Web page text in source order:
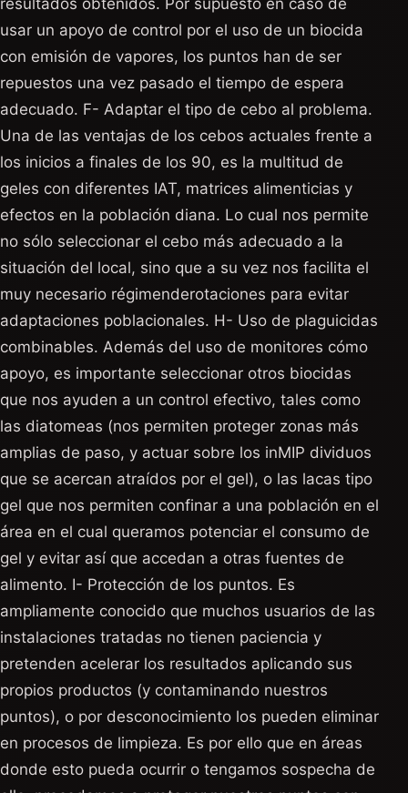
resultados obtenidos. Por supuesto en caso de
usar un apoyo de control por el uso de un biocida
con emisión de vapores, los puntos han de ser
repuestos una vez pasado el tiempo de espera
adecuado. F- Adaptar el tipo de cebo al problema.
Una de las ventajas de los cebos actuales frente a
los inicios a finales de los 90, es la multitud de
geles con diferentes IAT, matrices alimenticias y
efectos en la población diana. Lo cual nos permite
no sólo seleccionar el cebo más adecuado a la
situación del local, sino que a su vez nos facilita el
muy necesario régimenderotaciones para evitar
adaptaciones poblacionales. H- Uso de plaguicidas
combinables. Además del uso de monitores cómo
apoyo, es importante seleccionar otros biocidas
que nos ayuden a un control efectivo, tales como
las diatomeas (nos permiten proteger zonas más
amplias de paso, y actuar sobre los inMIP dividuos
que se acercan atraídos por el gel), o las lacas tipo
gel que nos permiten confinar a una población en el
área en el cual queramos potenciar el consumo de
gel y evitar así que accedan a otras fuentes de
alimento. I- Protección de los puntos. Es
ampliamente conocido que muchos usuarios de las
instalaciones tratadas no tienen paciencia y
pretenden acelerar los resultados aplicando sus
propios productos (y contaminando nuestros
puntos), o por desconocimiento los pueden eliminar
en procesos de limpieza. Es por ello que en áreas
donde esto pueda ocurrir o tengamos sospecha de